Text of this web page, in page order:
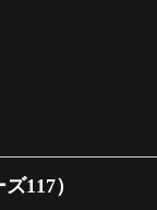
117）